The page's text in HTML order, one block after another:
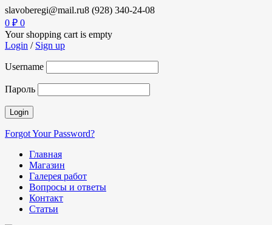
slavoberegi@mail.ru8 (928) 340-24-08
0 ₽ 0
Your shopping cart is empty
Login / Sign up
Username
Пароль
Forgot Your Password?
Главная
Магазин
Галерея работ
Вопросы и ответы
Контакт
Статьи